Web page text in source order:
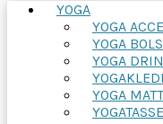
YOGA
YOGA
YOGA
YOGA
YOGA